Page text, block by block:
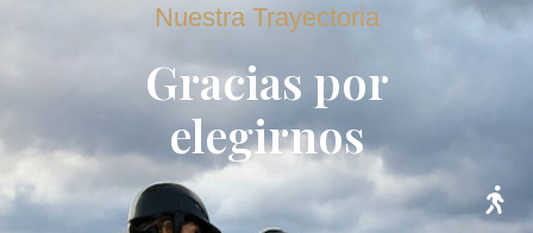
Nuestra Trayectoria
Gracias por
elegirnos